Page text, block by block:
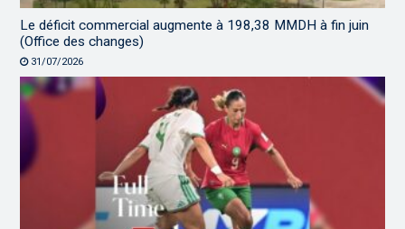
Le déficit commercial augmente à 198,38 MMDH à fin juin
(Office des changes)
31/07/2026